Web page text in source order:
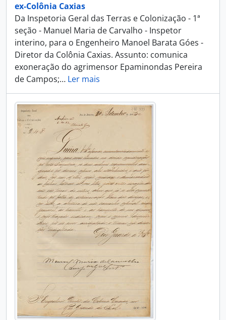
ex-Colônia Caxias
Da Inspetoria Geral das Terras e Colonização - 1ª
seção - Manuel Maria de Carvalho - Inspetor
interino, para o Engenheiro Manoel Barata Góes -
Diretor da Colônia Caxias. Assunto: comunica
exoneração do agrimensor Epaminondas Pereira
de Campos;… Ler mais